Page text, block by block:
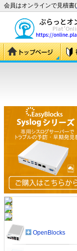
会員はオンラインで見積書(
OpenBlocks